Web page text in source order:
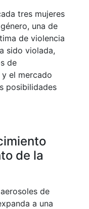
tres mujeres
una de
de violencia
sido violada,
de
el mercado
posibilidades
de la
de
a una